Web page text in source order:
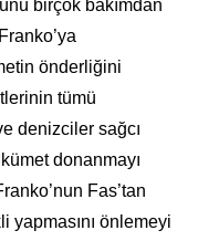
birçok bakımdan
önderliğini
tümü
denizciler sağcı
donanmayı
Fas’tan
yapmasını önlemeyi